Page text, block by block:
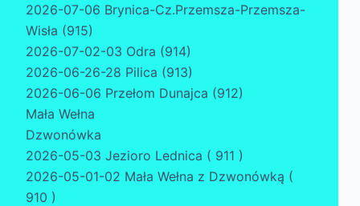
2026-07-06 Brynica-Cz.Przemsza-Przemsza-
Wisła (915)
2026-07-02-03 Odra (914)
2026-06-26-28 Pilica (913)
2026-06-06 Przełom Dunajca (912)
Mała Wełna
Dzwonówka
2026-05-03 Jezioro Lednica ( 911 )
2026-05-01-02 Mała Wełna z Dzwonówką (
910 )